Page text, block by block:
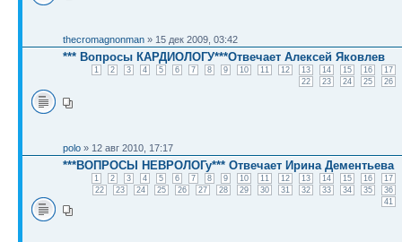
thecromagnonman » 15 дек 2009, 03:42
*** Вопросы КАРДИОЛОГУ***Отвечает Алексей Яковлев
1 2 3 4 5 6 7 8 9 10 11 12 13 14 15 16
17
22
23 24 25 26
polo » 12 авг 2010, 17:17
***ВОПРОСЫ НЕВРОЛОГу*** Отвечает Ирина Дементьева
1 2 3 4 5 6 7 8 9 10 11 12 13 14 15 16
17
22
23 24 25 26 27 28 29 30 31 32 33 34 35
36
41